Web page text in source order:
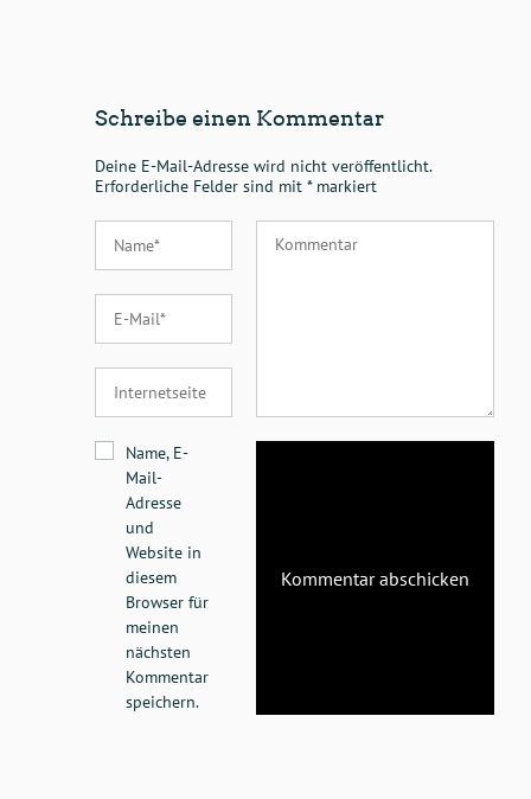
Schreibe einen Kommentar
Deine E-Mail-Adresse wird nicht veröffentlicht.
Erforderliche Felder sind mit *markiert
Name, E-
Mail-
Adresse
und
Website in
diesem
Browser für
meinen
nächsten
Kommentar
speichern.